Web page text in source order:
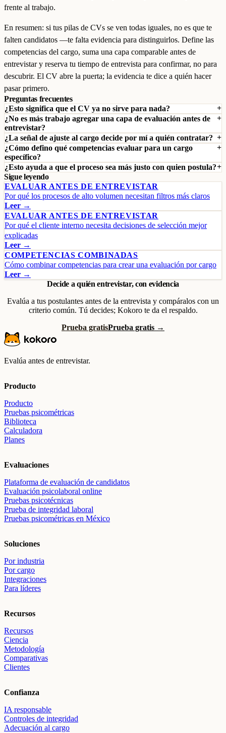
frente al trabajo.
En resumen: si tus pilas de CVs se ven todas iguales, no es que te
falten candidatos —te falta evidencia para distinguirlos. Define las
competencias del cargo, suma una capa comparable antes de
entrevistar y reserva tu tiempo de entrevista para confirmar, no para
descubrir. El CV abre la puerta; la evidencia te dice a quién hacer
pasar primero.
Preguntas frecuentes
¿Esto significa que el CV ya no sirve para nada?
¿No es más trabajo agregar una capa de evaluación antes de
entrevistar?
¿La señal de ajuste al cargo decide por mí a quién contratar?
¿Cómo defino qué competencias evaluar para un cargo
específico?
¿Esto ayuda a que el proceso sea más justo con quien postula?
Sigue leyendo
EVALUAR ANTES DE ENTREVISTAR
Por qué los procesos de alto volumen necesitan filtros más claros
Leer →
EVALUAR ANTES DE ENTREVISTAR
Por qué el cliente interno necesita decisiones de selección mejor
explicadas
Leer →
COMPETENCIAS COMBINADAS
Cómo combinar competencias para crear una evaluación por cargo
Leer →
Decide a quién entrevistar, con evidencia
Evalúa a tus postulantes antes de la entrevista y compáralos con un
criterio común. Tú decides; Kokoro te da el respaldo.
Prueba gratisPrueba gratis →
Evalúa antes de entrevistar.
Producto
Producto
Pruebas psicométricas
Biblioteca
Calculadora
Planes
Evaluaciones
Plataforma de evaluación de candidatos
Evaluación psicolaboral online
Pruebas psicotécnicas
Prueba de integridad laboral
Pruebas psicométricas en México
Soluciones
Por industria
Por cargo
Integraciones
Para líderes
Recursos
Recursos
Ciencia
Metodología
Comparativas
Clientes
Confianza
IA responsable
Controles de integridad
Adecuación al cargo